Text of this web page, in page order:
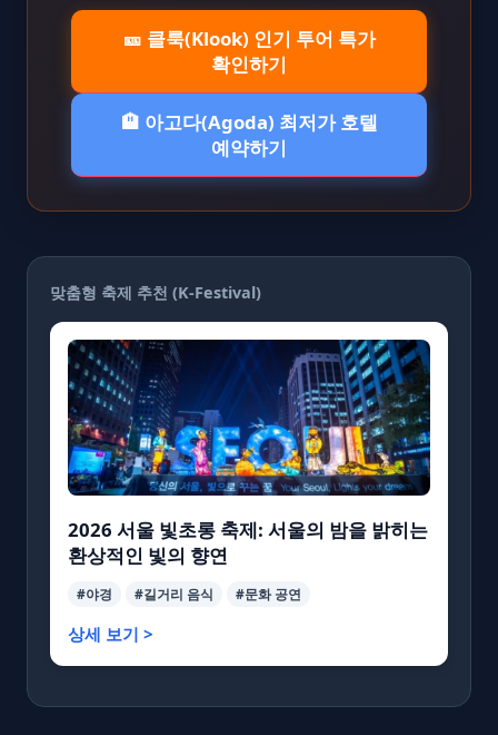
🎫 클룩(Klook) 인기 투어 특가
확인하기
🏨 아고다(Agoda) 최저가 호텔
예약하기
맞춤형 축제 추천 (K-Festival)
2026 서울 빛초롱 축제: 서울의 밤을 밝히는
환상적인 빛의 향연
#야경 #길거리 음식 #문화 공연
상세 보기 >